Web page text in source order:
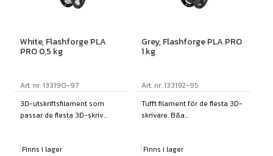
White, Flashforge PLA
PRO 0,5 kg
Art. nr: 133190-97
3D-utskriftsfilament som
passar de flesta 3D-skriv...
Finns i lager
Grey, Flashforge PLA PRO
1 kg
Art. nr: 133192-95
Tufft filament för de flesta 3D-
skrivare. B&a...
Finns i lager